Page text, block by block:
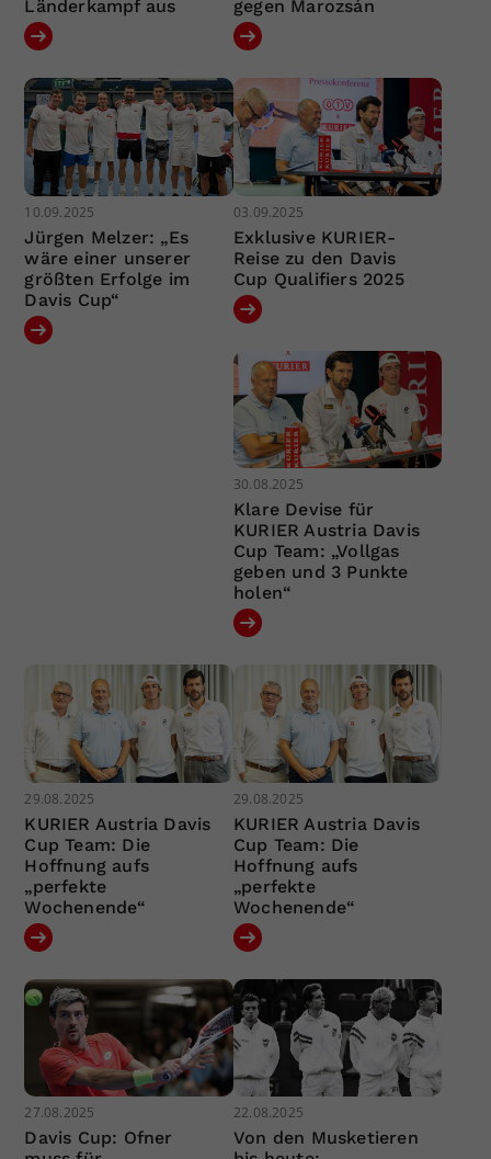
Länderkampf aus gegen Marozsán
10.09.2025
Jürgen Melzer: „Es
wäre einer unserer
größten Erfolge im
Davis Cup“
03.09.2025
Exklusive KURIER-
Reise zu den Davis
Cup Qualifiers 2025
30.08.2025
Klare Devise für
KURIER Austria Davis
Cup Team: „Vollgas
geben und 3 Punkte
holen“
29.08.2025
KURIER Austria Davis
Cup Team: Die
Hoffnung aufs
„perfekte
Wochenende“
29.08.2025
KURIER Austria Davis
Cup Team: Die
Hoffnung aufs
„perfekte
Wochenende“
27.08.2025
Davis Cup: Ofner
22.08.2025
Von den Musketieren